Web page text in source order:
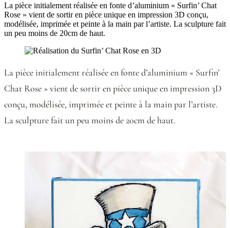
La pièce initialement réalisée en fonte d’aluminium « Surfin’ Chat
Rose » vient de sortir en pièce unique en impression 3D conçu,
modélisée, imprimée et peinte à la main par l’artiste. La sculpture fait
un peu moins de 20cm de haut.
La pièce initialement réalisée en fonte d’aluminium « Surfin’
Chat Rose » vient de sortir en pièce unique en impression 3D
conçu, modélisée, imprimée et peinte à la main par l’artiste.
La sculpture fait un peu moins de 20cm de haut.